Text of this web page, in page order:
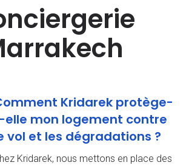
Kridarek protège-
mon logement contre
vol et les dégradations ?
Kridarek, nous mettons en place des